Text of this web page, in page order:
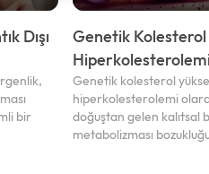
Dışı
bir
Genetik
Genetik kolesterol
hiperkolesterolemi
doğuştan gelen kalıtsal
metabolizması